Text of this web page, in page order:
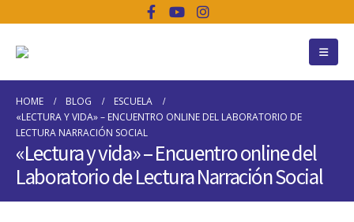
HOME BLOG
ESCUELA
«LECTURA Y VIDA» – ENCUENTRO ONLINE DEL LABORATORIO DE
LECTURA NARRACIÓN SOCIAL
«Lectura y vida» – Encuentro online del
Laboratorio de Lectura Narración Social